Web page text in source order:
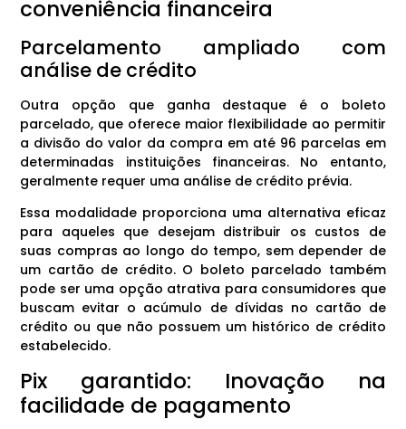
conveniência financeira
Parcelamento ampliado com
análise de crédito
Outra opção que ganha destaque é o boleto
parcelado, que oferece maior flexibilidade ao permitir
a divisão do valor da compra em até 96 parcelas em
determinadas instituições financeiras. No entanto,
geralmente requer uma análise de crédito prévia.
Essa modalidade proporciona uma alternativa eficaz
para aqueles que desejam distribuir os custos de
suas compras ao longo do tempo, sem depender de
um cartão de crédito. O boleto parcelado também
pode ser uma opção atrativa para consumidores que
buscam evitar o acúmulo de dívidas no cartão de
crédito ou que não possuem um histórico de crédito
estabelecido.
Pix garantido: Inovação na
facilidade de pagamento